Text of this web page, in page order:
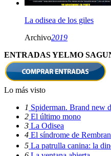
La odisea de los giles
Archivo2019
ENTRADAS YELMO
Lo más visto
1 Spiderman. Brand new
2 El último mono
3 La Odisea
4 El síndrome de
5 La patrulla canina: la